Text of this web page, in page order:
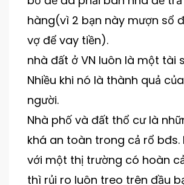
hàng(vì 2 bạn này mượn sổ
vợ để vay tiền).
nhà đất ở VN luôn là một tài
Nhiều khi nó là thành quả
người.
Nhà phố và đất thổ cư là
khá an toàn trong cả rổ bđs.
với một thị trường có hoàn
thì rủi ro luôn treo trên đầu